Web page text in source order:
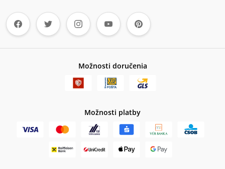
Možnosti doručenia
Možnosti platby